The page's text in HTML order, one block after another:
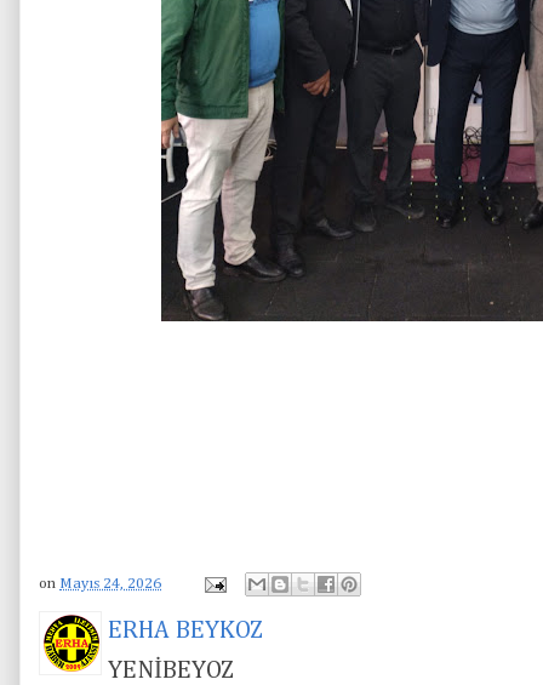
on Mayıs 24, 2026
ERHA BEYKOZ
YENİBEYOZ